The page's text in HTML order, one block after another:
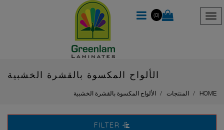
(0)
الألواح المكسوة بالقشرة الخشبية
HOME المنتجات الألواح المكسوة بالقشرة الخشبية
FILTER